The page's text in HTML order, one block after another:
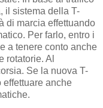
il sistema della T-
di marcia effettuando
Per farlo, entro i
a tenere conto anche
rotatorie. Al
Se la nuova T-
anche